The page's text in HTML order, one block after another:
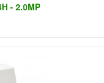
- 2.0MP